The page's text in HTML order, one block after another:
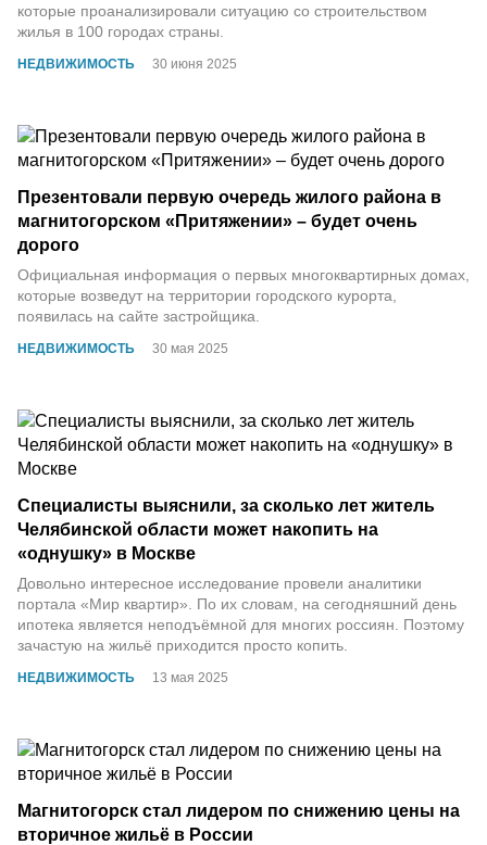
НЕДВИЖИМОСТЬ 30 июня 2025
которые проанализировали ситуацию со строительством
жилья в 100 городах страны.
НЕДВИЖИМОСТЬ 30 мая 2025
Презентовали первую очередь жилого района в
магнитогорском «Притяжении» – будет очень
дорого
Официальная информация о первых многоквартирных домах,
которые возведут на территории городского курорта,
появилась на сайте застройщика.
НЕДВИЖИМОСТЬ 13 мая 2025
Специалисты выяснили, за сколько лет житель
Челябинской области может накопить на
«однушку» в Москве
Довольно интересное исследование провели аналитики
портала «Мир квартир». По их словам, на сегодняшний день
ипотека является неподъёмной для многих россиян. Поэтому
зачастую на жильё приходится просто копить.
Магнитогорск стал лидером по снижению цены на
вторичное жильё в России